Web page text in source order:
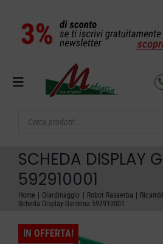
contenuto
Toggle
OFFERTE DEL MESE
search
SCHEDA DISPLAY
592910001
Home Giardinaggio Robot Rasaerba
Scheda Display Gardena 592910001
IN OFFERTA!